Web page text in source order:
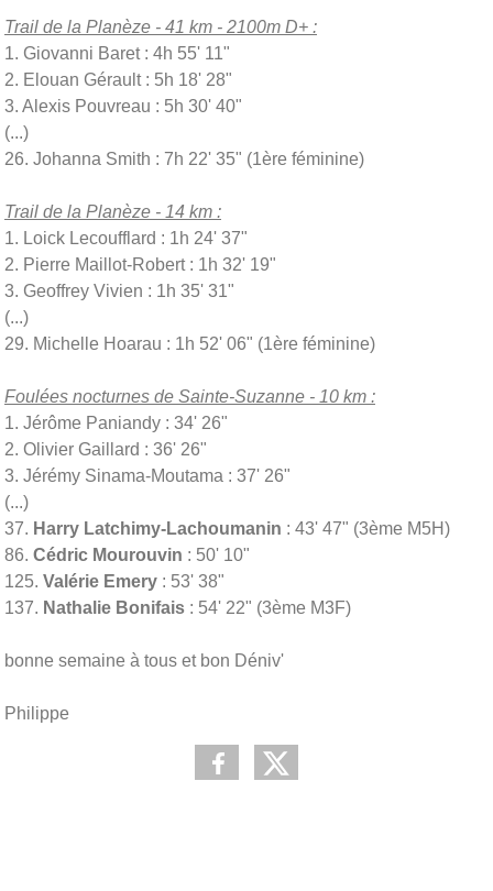
Trail de la Planèze - 41 km - 2100m D+ :
1. Giovanni Baret : 4h 55' 11"
2. Elouan Gérault : 5h 18' 28"
3. Alexis Pouvreau : 5h 30' 40"
(...)
26. Johanna Smith : 7h 22' 35" (1ère féminine)
Trail de la Planèze - 14 km :
1. Loick Lecoufflard : 1h 24' 37"
2. Pierre Maillot-Robert : 1h 32' 19"
3. Geoffrey Vivien : 1h 35' 31"
(...)
29. Michelle Hoarau : 1h 52' 06" (1ère féminine)
Foulées nocturnes de Sainte-Suzanne - 10 km :
1. Jérôme Paniandy : 34' 26"
2. Olivier Gaillard : 36' 26"
3. Jérémy Sinama-Moutama : 37' 26"
(...)
37. Harry Latchimy-Lachoumanin : 43' 47" (3ème M5H)
86. Cédric Mourouvin : 50' 10"
125. Valérie Emery : 53' 38"
137. Nathalie Bonifais : 54' 22" (3ème M3F)
bonne semaine à tous et bon Déniv'
Philippe